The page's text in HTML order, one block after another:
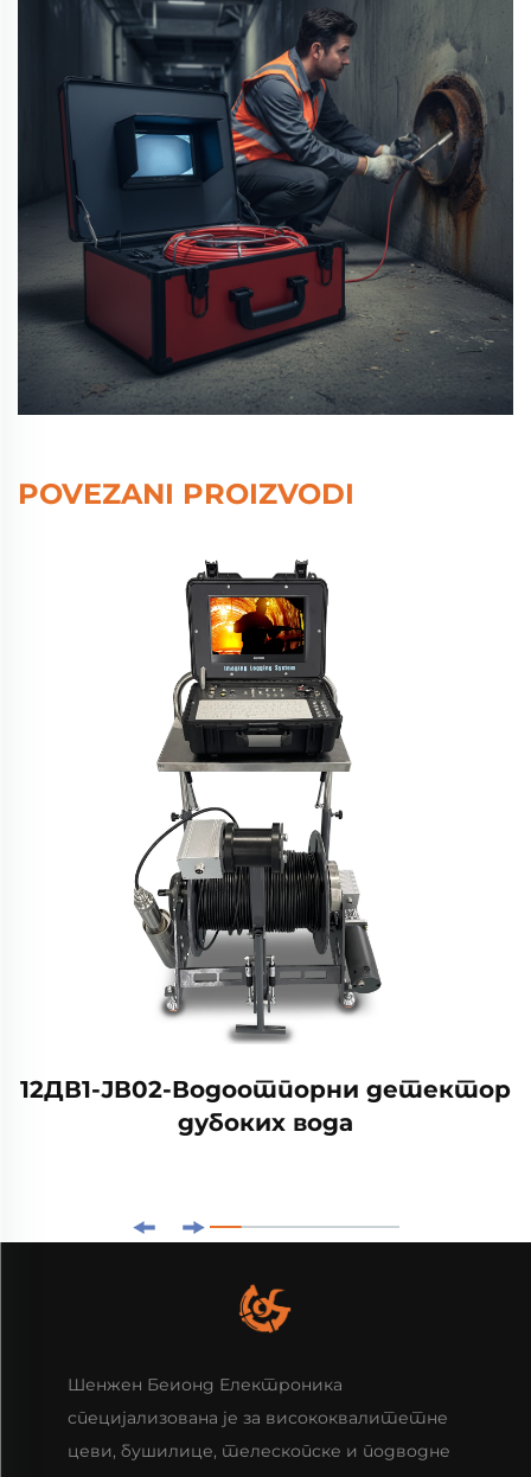
POVEZANI PROIZVODI
12ДВ1-ЈВ02-Водоотпорни детектор
дубоких вода
Шенжен Беионд Електроника
специјализована је за висококвалитетне
цеви, бушилице, телескопске и подводне